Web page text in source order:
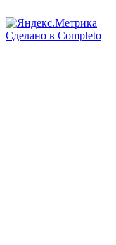
Сделано в Completo